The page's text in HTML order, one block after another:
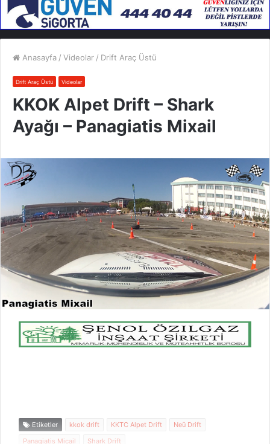
Anasayfa / Videolar / Drift Araç Üstü
Drift Araç Üstü Videolar
KKOK Alpet Drift – Shark
Ayağı – Panagiatis Mixail
Etiketler kkok drift KKTC Alpet Drift
Neü Drift
Panagiatis Micail
Shark Drift